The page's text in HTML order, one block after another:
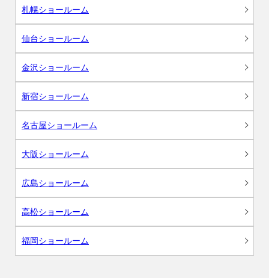
札幌ショールーム
仙台ショールーム
金沢ショールーム
新宿ショールーム
名古屋ショールーム
大阪ショールーム
広島ショールーム
高松ショールーム
福岡ショールーム